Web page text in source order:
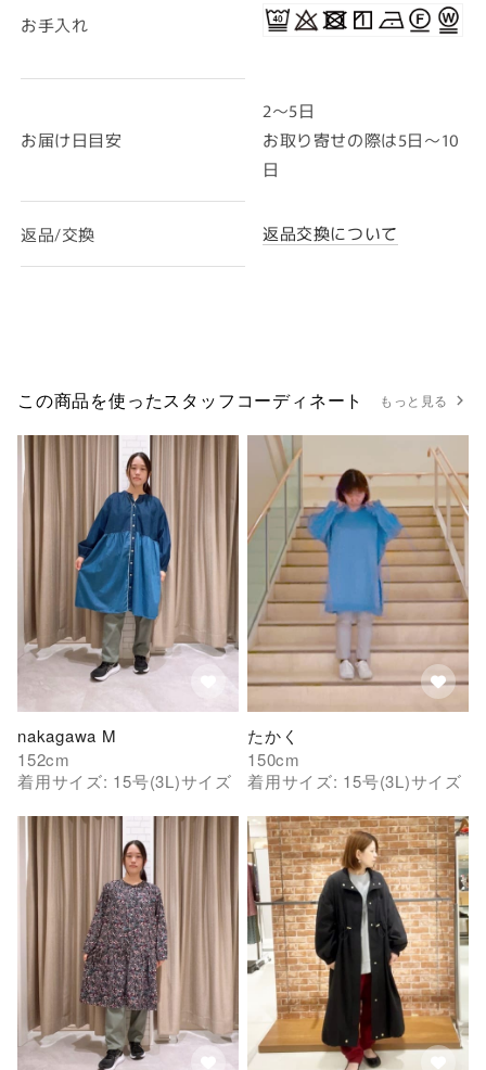
お手入れ
お届け日目安
2～5日
お取り寄せの際は5日～10
日
返品/交換 返品交換について
この商品を使ったスタッフコーディネート もっと見る
nakagawa M
152cm
着用サイズ: 15号(3L)サイズ
たかく
150cm
着用サイズ: 15号(3L)サイズ